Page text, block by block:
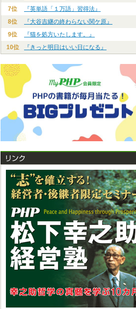
7位
『英単語「１万語」習得法』
8位
『大谷吉継の終わらない関ケ原』
9位
『猫を処方いたします。』
10位
『きっと明日はいい日になる』